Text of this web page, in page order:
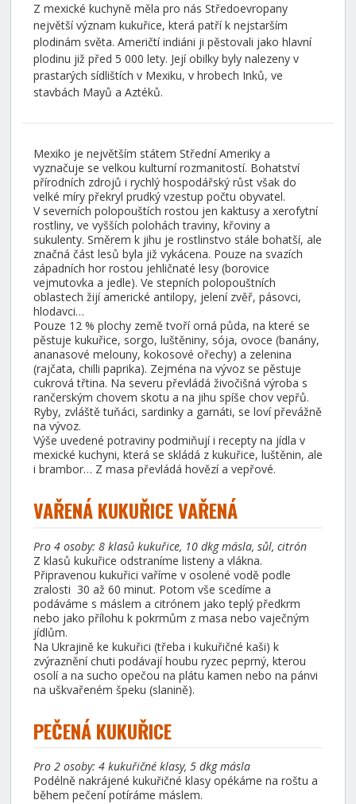
Z mexické kuchyně měla pro nás Středoevropany
největší význam kukuřice, která patří k nejstarším
plodinám světa. Američtí indiáni ji pěstovali jako hlavní
plodinu již před 5 000 lety. Její obilky byly nalezeny v
prastarých sídlištích v Mexiku, v hrobech Inků, ve
stavbách Mayů a Aztéků.
Mexiko je největším státem Střední Ameriky a
vyznačuje se velkou kulturní rozmanitostí. Bohatství
přírodních zdrojů i rychlý hospodářský růst však do
velké míry překryl prudký vzestup počtu obyvatel.
V severních polopouštích rostou jen kaktusy a xerofytní
rostliny, ve vyšších polohách traviny, křoviny a
sukulenty. Směrem k jihu je rostlinstvo stále bohatší, ale
značná část lesů byla již vykácena. Pouze na svazích
západních hor rostou jehličnaté lesy (borovice
vejmutovka a jedle). Ve stepních polopouštních
oblastech žijí americké antilopy, jelení zvěř, pásovci,
hlodavci…
Pouze 12 % plochy země tvoří orná půda, na které se
pěstuje kukuřice, sorgo, luštěniny, sója, ovoce (banány,
ananasové melouny, kokosové ořechy) a zelenina
(rajčata, chilli paprika). Zejména na vývoz se pěstuje
cukrová třtina. Na severu převládá živočišná výroba s
rančerským chovem skotu a na jihu spíše chov vepřů.
Ryby, zvláště tuňáci, sardinky a garnáti, se loví převážně
na vývoz.
Výše uvedené potraviny podmiňují i recepty na jídla v
mexické kuchyni, která se skládá z kukuřice, luštěnin, ale
i brambor… Z masa převládá hovězí a vepřové.
VAŘENÁ KUKUŘICE VAŘENÁ
Pro 4 osoby: 8 klasů kukuřice, 10 dkg másla, sůl, citrón
Z klasů kukuřice odstraníme listeny a vlákna.
Připravenou kukuřici vaříme v osolené vodě podle
zralosti 30 až 60 minut. Potom vše scedíme a
podáváme s máslem a citrónem jako teplý předkrm
nebo jako přílohu k pokrmům z masa nebo vaječným
jídlům.
Na Ukrajině ke kukuřici (třeba i kukuřičné kaši) k
zvýraznění chuti podávají houbu ryzec peprný, kterou
osolí a na sucho opečou na plátu kamen nebo na pánvi
na uškvařeném špeku (slanině).
PEČENÁ KUKUŘICE
Pro 2 osoby: 4 kukuřičné klasy, 5 dkg másla
Podélně nakrájené kukuřičné klasy opékáme na roštu a
během pečení potíráme máslem.